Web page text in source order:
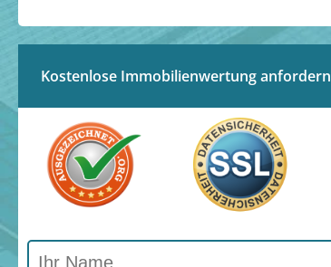
Kostenlose Immobilienwertung anfordern